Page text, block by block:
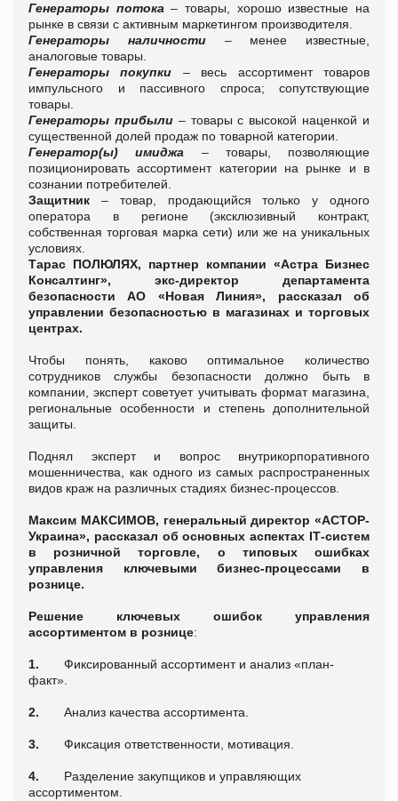
Генераторы потока– товары, хорошо известные на
рынке в связи с активным маркетингом производителя.
Генераторы наличности– менее известные,
аналоговые товары.
Генераторы покупки – весь ассортимент товаров
импульсного и пассивного спроса; сопутствующие
товары.
Генераторы прибыли– товары с высокой наценкой и
существенной долей продаж по товарной категории.
Генератор(ы) имиджа – товары, позволяющие
позиционировать ассортимент категории на рынке и в
сознании потребителей.
Защитник – товар, продающийся только у одного
оператора в регионе (эксклюзивный контракт,
собственная торговая марка сети) или же на уникальных
условиях.
Тарас ПОЛЮЛЯХ, партнер компании «Астра Бизнес
Консалтинг», экс-директор департамента
безопасности АО «Новая Линия», рассказал об
управлении безопасностью в магазинах и торговых
центрах.
Чтобы понять, каково оптимальное количество
сотрудников службы безопасности должно быть в
компании, эксперт советует учитывать формат магазина,
региональные особенности и степень дополнительной
защиты.
Поднял эксперт и вопрос внутрикорпоративного
мошенничества, как одного из самых распространенных
видов краж на различных стадиях бизнес-процессов.
Максим МАКСИМОВ, генеральный директор «АСТОР-
Украина», рассказал об основных аспектах IТ-систем
в розничной торговле, о типовых ошибках
управления ключевыми бизнес-процессами в
рознице.
Решение ключевых ошибок управления
ассортиментом в рознице:
1. Фиксированный ассортимент и анализ «план-
факт».
2. Анализ качества ассортимента.
3. Фиксация ответственности, мотивация.
4. Разделение закупщиков и управляющих
ассортиментом.